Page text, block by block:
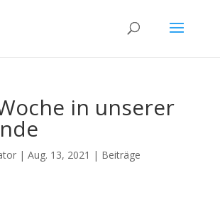
in unserer
| Aug. 13, 2021 | Beiträge